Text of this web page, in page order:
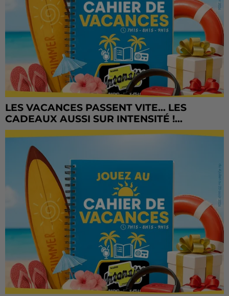
LES VACANCES PASSENT VITE... LES
CADEAUX AUSSI SUR INTENSITÉ !...